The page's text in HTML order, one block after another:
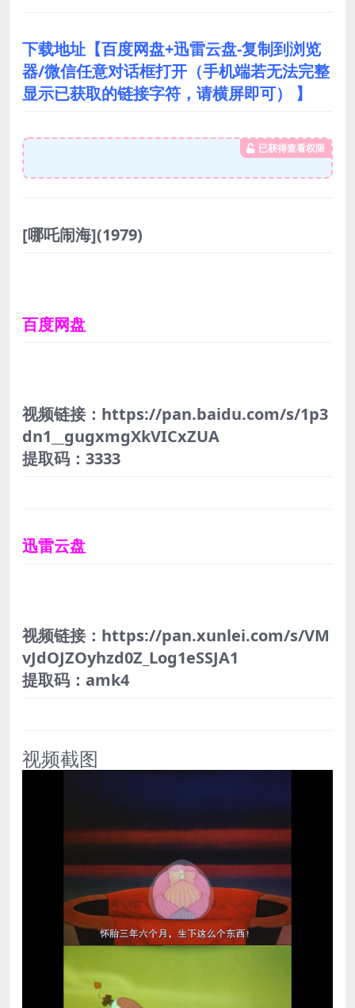
下载地址【百度网盘+迅雷云盘-复制到浏览
器/微信任意对话框打开（手机端若无法完整
显示已获取的链接字符，请横屏即可） 】
已获得查看权限
[哪吒闹海](1979)
百度网盘
视频链接：https://pan.baidu.com/s/1p3
dn1__gugxmgXkVICxZUA
提取码：3333
迅雷云盘
视频链接：https://pan.xunlei.com/s/VM
vJdOJZOyhzd0Z_Log1eSSJA1
提取码：amk4
视频截图